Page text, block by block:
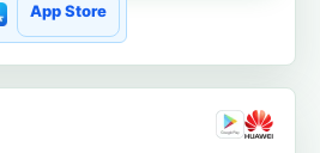
App Store